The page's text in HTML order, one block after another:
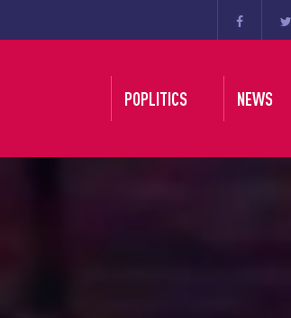
POPLITICS NEWS